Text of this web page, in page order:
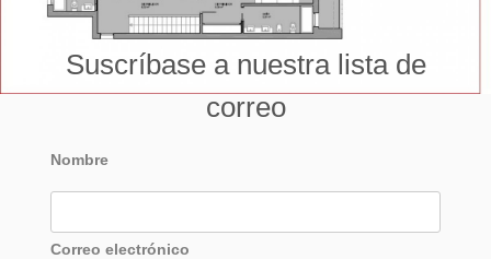
Suscríbase a nuestra lista de
correo
Nombre
Correo electrónico